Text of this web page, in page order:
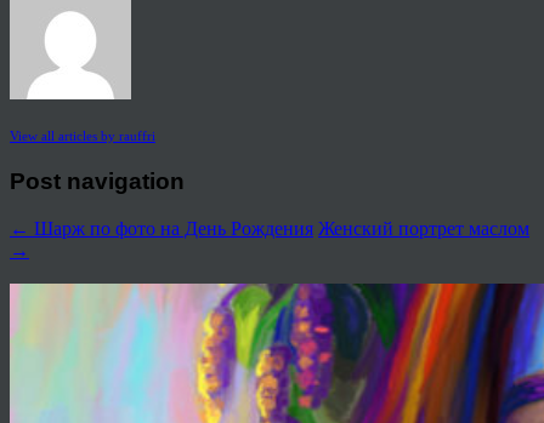
View all articles by rauffri
Post navigation
← Шарж по фото на День Рождения Женский портрет маслом
→